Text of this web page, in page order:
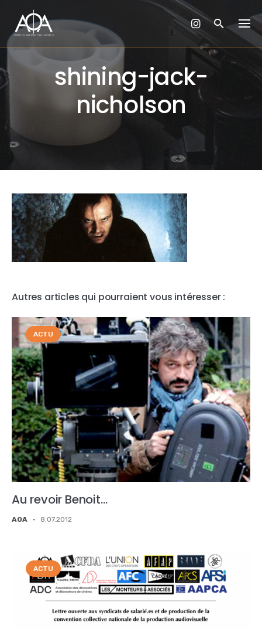
content
shining-jack-
nicholson
Autres articles qui pourraient vous intéresser :
ACTU
Au revoir Benoit…
AOA - 8.07.2012
ACTU